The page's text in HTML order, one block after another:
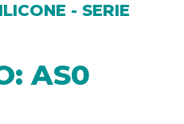
- SERIE
AS0